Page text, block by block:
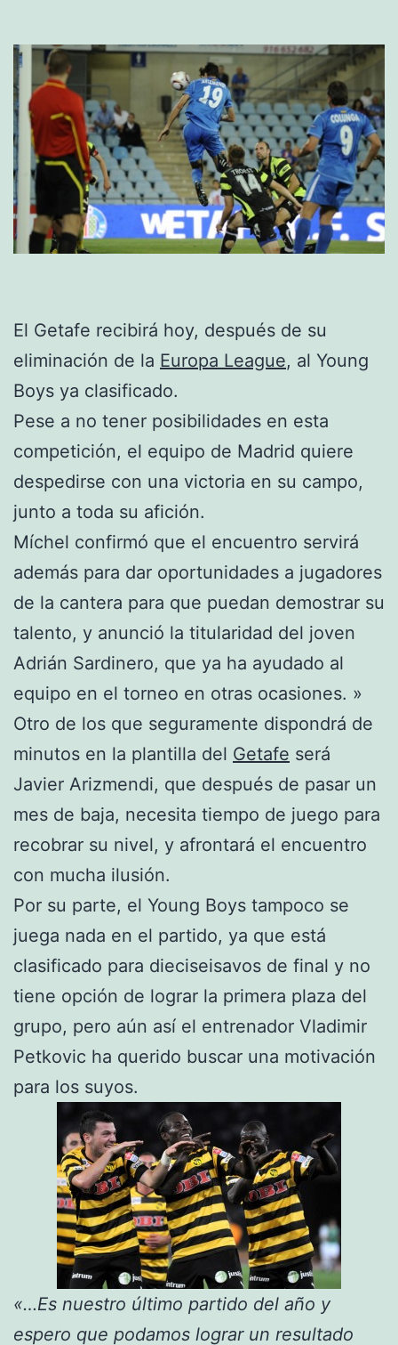
El Getafe recibirá hoy, después de su
eliminación de la Europa League, al Young
Boys ya clasificado.
Pese a no tener posibilidades en esta
competición, el equipo de Madrid quiere
despedirse con una victoria en su campo,
junto a toda su afición.
Míchel confirmó que el encuentro servirá
además para dar oportunidades a jugadores
de la cantera para que puedan demostrar su
talento, y anunció la titularidad del joven
Adrián Sardinero, que ya ha ayudado al
equipo en el torneo en otras ocasiones. »
Otro de los que seguramente dispondrá de
minutos en la plantilla del Getafe será
Javier Arizmendi, que después de pasar un
mes de baja, necesita tiempo de juego para
recobrar su nivel, y afrontará el encuentro
con mucha ilusión.
Por su parte, el Young Boys tampoco se
juega nada en el partido, ya que está
clasificado para dieciseisavos de final y no
tiene opción de lograr la primera plaza del
grupo, pero aún así el entrenador Vladimir
Petkovic ha querido buscar una motivación
para los suyos.
«…Es nuestro último partido del año y
espero que podamos lograr un resultado